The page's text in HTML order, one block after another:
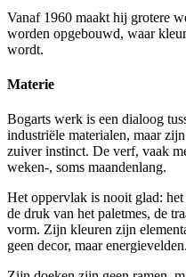
Vanaf 1960 maakt hij grotere
worden opgebouwd, waar
wordt.
Materie
Bogarts werk is een dialoog
industriële materialen, maar
zuiver instinct. De verf, vaak
weken-, soms maandenlang.
Het oppervlak is nooit glad: het
de druk van het paletmes, de
vorm. Zijn kleuren zijn
geen decor, maar